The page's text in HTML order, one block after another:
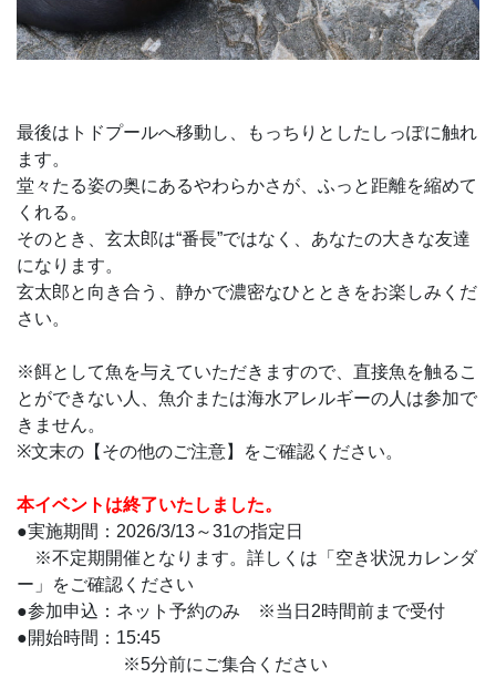
最後はトドプールへ移動し、もっちりとしたしっぽに触れ
ます。
堂々たる姿の奥にあるやわらかさが、ふっと距離を縮めて
くれる。
そのとき、玄太郎は“番長”ではなく、あなたの大きな友達
になります。
玄太郎と向き合う、静かで濃密なひとときをお楽しみくだ
さい。
※餌として魚を与えていただきますので、直接魚を触るこ
とができない人、魚介または海水アレルギーの人は参加で
きません。
※文末の【その他のご注意】をご確認ください。
本イベントは終了いたしました。
●実施期間：2026/3/13～31の指定日
※不定期開催となります。詳しくは「空き状況カレンダ
ー」をご確認ください
●参加申込：ネット予約のみ ※当日2時間前まで受付
●開始時間：15:45
※5分前にご集合ください